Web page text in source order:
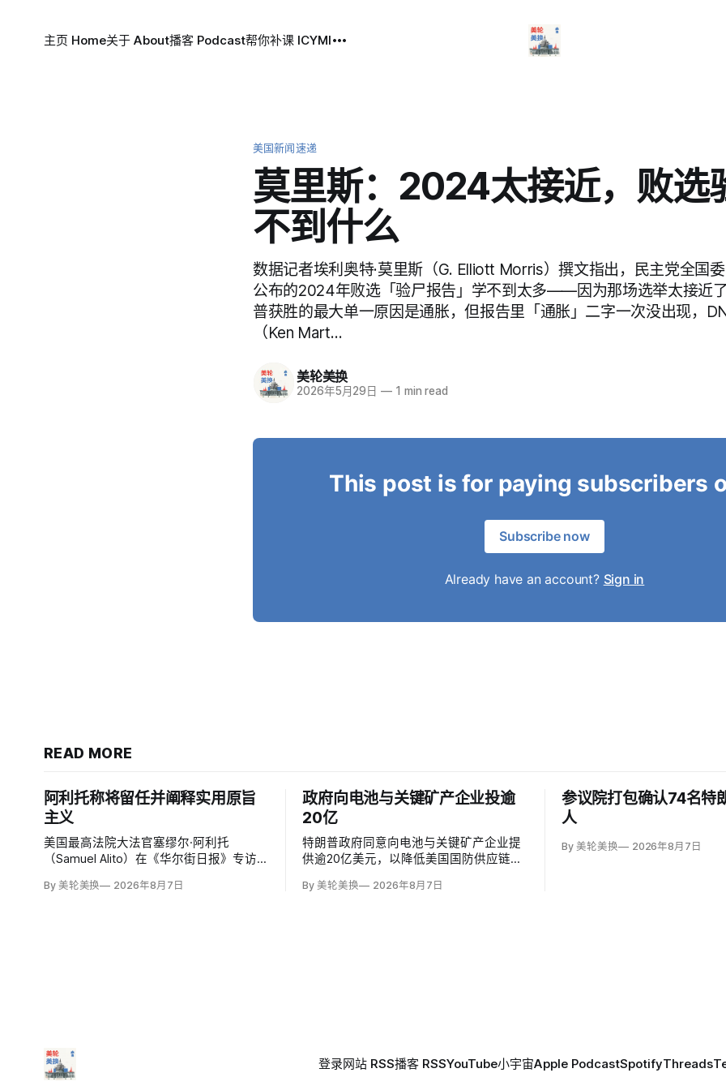
主页 Home关于 About播客 Podcast帮你补课 ICYMI
美国新闻速递
莫里斯：2024太接近，败选
不到什么
数据记者埃利奥特·莫里斯（G. Elliott Morris）撰文指出，民主党全国
公布的2024年败选「验尸报告」学不到太多——因为那场选举太接近
普获胜的最大单一原因是通胀，但报告里「通胀」二字一次没出现，
（Ken Mart…
美轮美换
2026年5月29日 — 1 min read
This post is for paying subscribers
Subscribe now
Already have an account? Sign in
READ MORE
阿利托称将留任并阐释实用原旨
主义
美国最高法院大法官塞缪尔·阿利托
（Samuel Alito）在《华尔街日报》专访
定保守派要求他趁共和党掌控参议院时退
By 美轮美换 2026年8月7日
政府向电池与关键矿产企业投逾
20亿
特朗普政府同意向电池与关键矿产企业提
供逾20亿美元，以降低美国国防供应链对
司Sila Nanotechnologies提供14亿美元贷
By 美轮美换 2026年8月7日
参议院打包确认74名特
人
By 美轮美换 2026年8月7日
登录网站 RSS播客 RSSYouTube小宇宙Apple PodcastSpotifyThreads